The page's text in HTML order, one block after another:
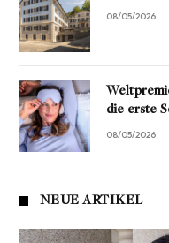
08/05/2026
die erste
08/05/2026
NEUE ARTIKEL